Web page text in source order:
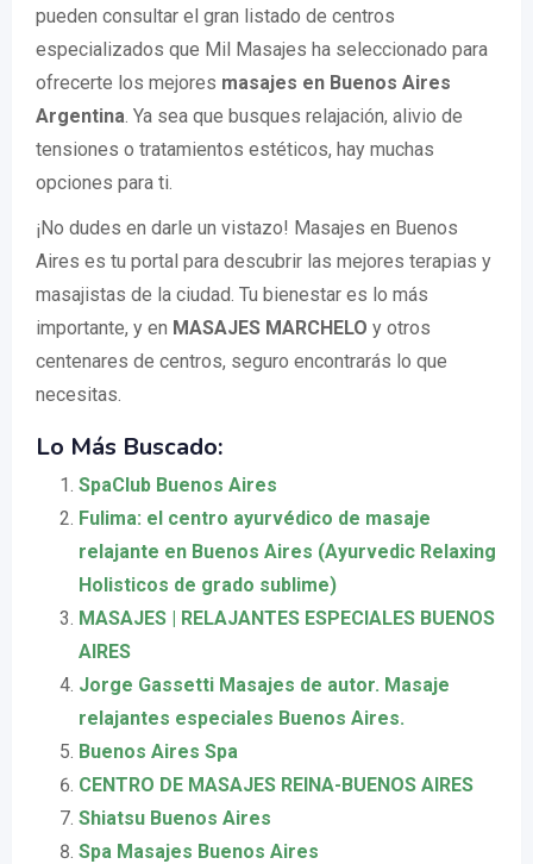
pueden consultar el gran listado de centros
especializados que Mil Masajes ha seleccionado para
ofrecerte los mejores masajes en Buenos Aires
Argentina. Ya sea que busques relajación, alivio de
tensiones o tratamientos estéticos, hay muchas
opciones para ti.
¡No dudes en darle un vistazo! Masajes en Buenos
Aires es tu portal para descubrir las mejores terapias y
masajistas de la ciudad. Tu bienestar es lo más
importante, y en MASAJES MARCHELO y otros
centenares de centros, seguro encontrarás lo que
necesitas.
Lo Más Buscado:
SpaClub Buenos Aires
Fulima: el centro ayurvédico de masaje
relajante en Buenos Aires (Ayurvedic Relaxing
Holisticos de grado sublime)
MASAJES | RELAJANTES ESPECIALES BUENOS
AIRES
Jorge Gassetti Masajes de autor. Masaje
relajantes especiales Buenos Aires.
Buenos Aires Spa
CENTRO DE MASAJES REINA-BUENOS AIRES
Shiatsu Buenos Aires
Spa Masajes Buenos Aires